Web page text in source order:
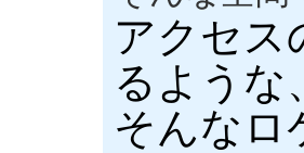
アクセス
るような
そんなロ